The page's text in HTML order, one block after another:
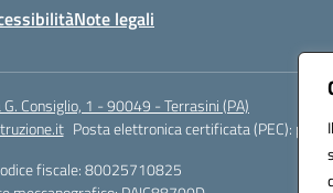
Note legali
G. Consiglio, 1 - 90049 - Terrasini (PA)
Posta elettronica certificata (PEC):
fiscale: 80025710825